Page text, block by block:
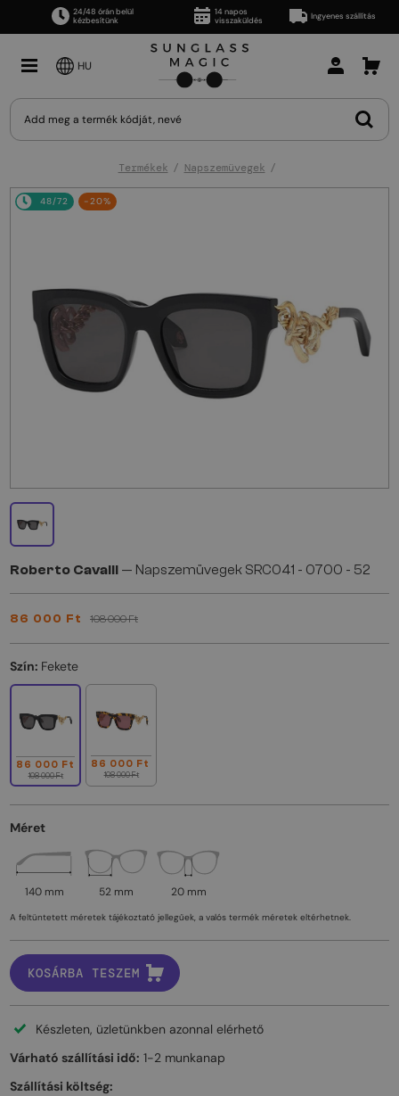
24/48 órán belül
kézbesítünk
14 napos
visszaküldés
Ingyenes szállítás
HU
Termékek Napszemüvegek
48/72 -20%
Roberto Cavalli — Napszemüvegek SRC041 - 0700 - 52
86 000 Ft 108 000 Ft
Szín: Fekete
86 000 Ft
108 000 Ft
86 000 Ft
108 000 Ft
Méret
140 mm 52 mm 20 mm
A feltüntetett méretek tájékoztató jellegűek, a valós termék méretek eltérhetnek.
KOSÁRBA TESZEM
Készleten, üzletünkben azonnal elérhető
Várható szállítási idő: 1-2 munkanap
Szállítási költség: